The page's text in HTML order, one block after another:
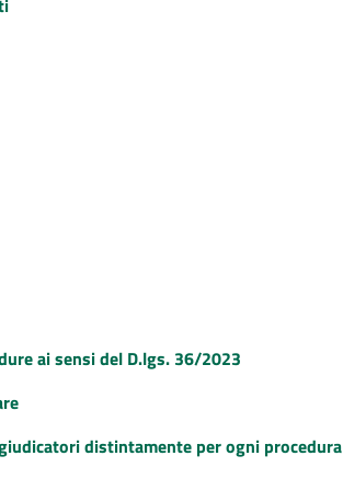
ai sensi del D.lgs. 36/2023
distintamente per ogni procedura